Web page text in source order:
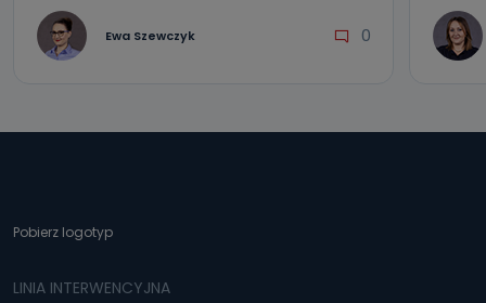
Ewa Szewczyk 0
Pobierz logotyp
LINIA INTERWENCYJNA